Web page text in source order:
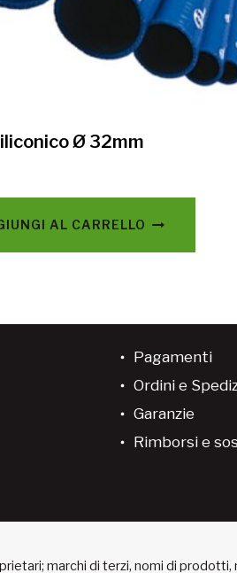
Ø 32mm
AL CARRELLO
Pagamenti
Ordini e
Garanzie
Rimborsi e
marchi di terzi, nomi di